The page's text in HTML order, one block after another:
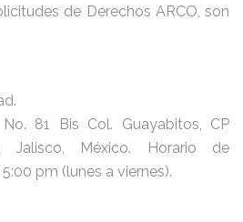
de Derechos ARCO, son
81 Bis Col. Guayabitos, CP
Jalisco, México. Horario de
pm (lunes a viernes).